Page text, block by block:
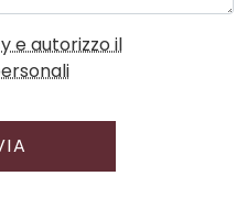
e autorizzo il